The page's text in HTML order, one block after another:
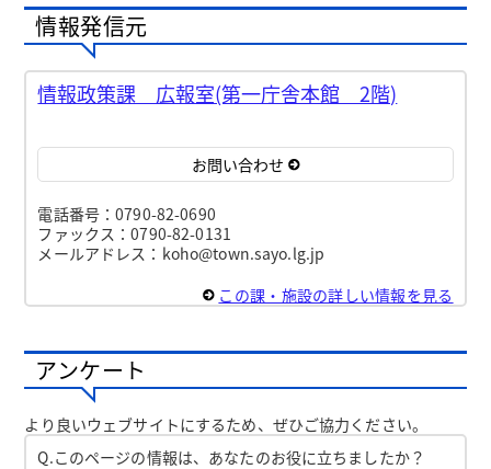
情報発信元
情報政策課 広報室(第一庁舎本館 2階)
お問い合わせ
電話番号：0790-82-0690
ファックス：0790-82-0131
メールアドレス：koho@town.sayo.lg.jp
この課・施設の詳しい情報を見る
アンケート
より良いウェブサイトにするため、ぜひご協力ください。
Q.このページの情報は、あなたのお役に立ちましたか？